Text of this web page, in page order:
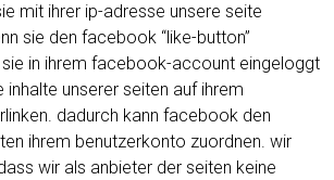
mit ihrer ip-adresse unsere seite
sie den facebook “like-button”
in ihrem facebook-account eingeloggt
inhalte unserer seiten auf ihrem
dadurch kann facebook den
ihrem benutzerkonto zuordnen. wir
wir als anbieter der seiten keine